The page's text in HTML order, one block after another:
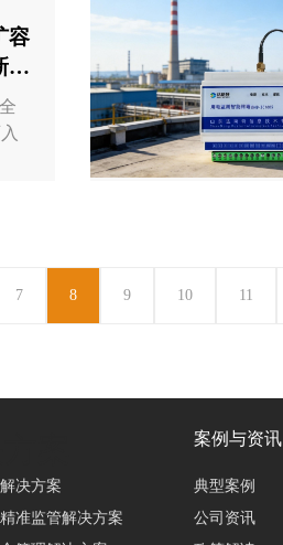
容
范
7 8 9 10 11
决方案
准监管解决方案
案例与资讯
典型案例
公司资讯